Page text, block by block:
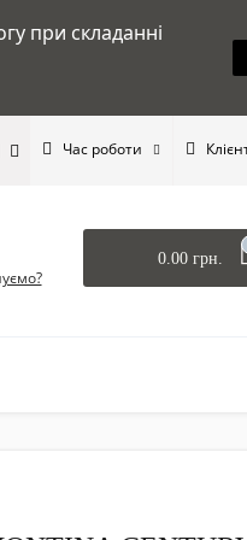
при складанні
Час роботи
0.00 грн.